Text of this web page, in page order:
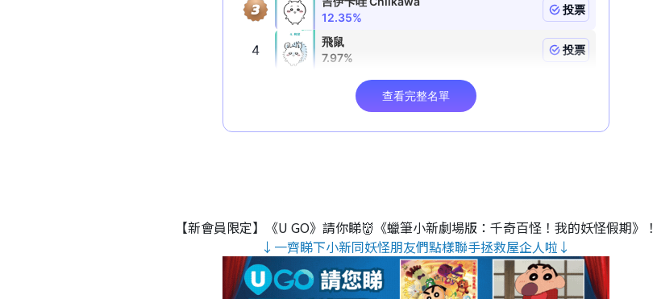
【新會員限定】《U GO》請你睇👹《蠟筆小新劇場版：千奇百怪！我的妖怪假期》！
↓一齊睇下小新同妖怪朋友們點樣聯手拯救屋企人啦↓